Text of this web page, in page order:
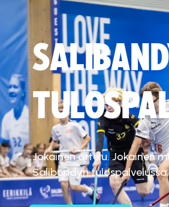
Jokainen ottelu. Jokainen
Salibandyn tulospalvelussa.